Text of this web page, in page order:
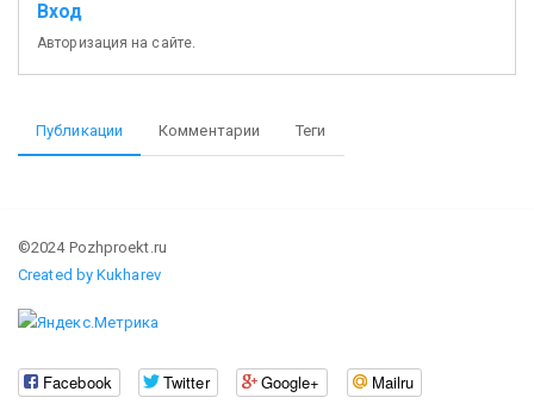
Вход
Авторизация на сайте.
Публикации Комментарии Теги
©2024 Pozhproekt.ru
Created by Kukharev
Facebook Twitter Google+ Mailru